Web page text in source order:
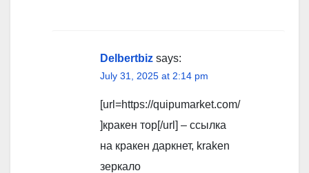
Delbertbiz says:
July 31, 2025 at 2:14 pm
[url=https://quipumarket.com/
]кракен тор[/url] – ссылка
на кракен даркнет, kraken
зеркало